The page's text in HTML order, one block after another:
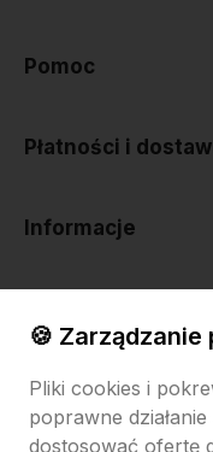
Pomoc
Płatności i
Informacje
🍪
Pliki cookies i
poprawne
dostosować ofertę